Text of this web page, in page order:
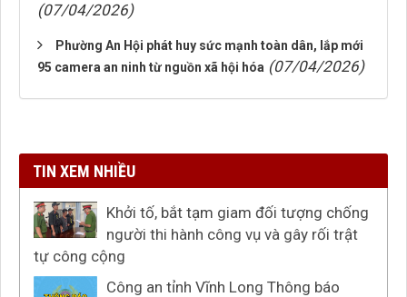
(07/04/2026)
Phường An Hội phát huy sức mạnh toàn dân, lắp mới
95 camera an ninh từ nguồn xã hội hóa (07/04/2026)
TIN XEM NHIỀU
Khởi tố, bắt tạm giam đối tượng chống
người thi hành công vụ và gây rối trật
tự công cộng
Công an tỉnh Vĩnh Long Thông báo